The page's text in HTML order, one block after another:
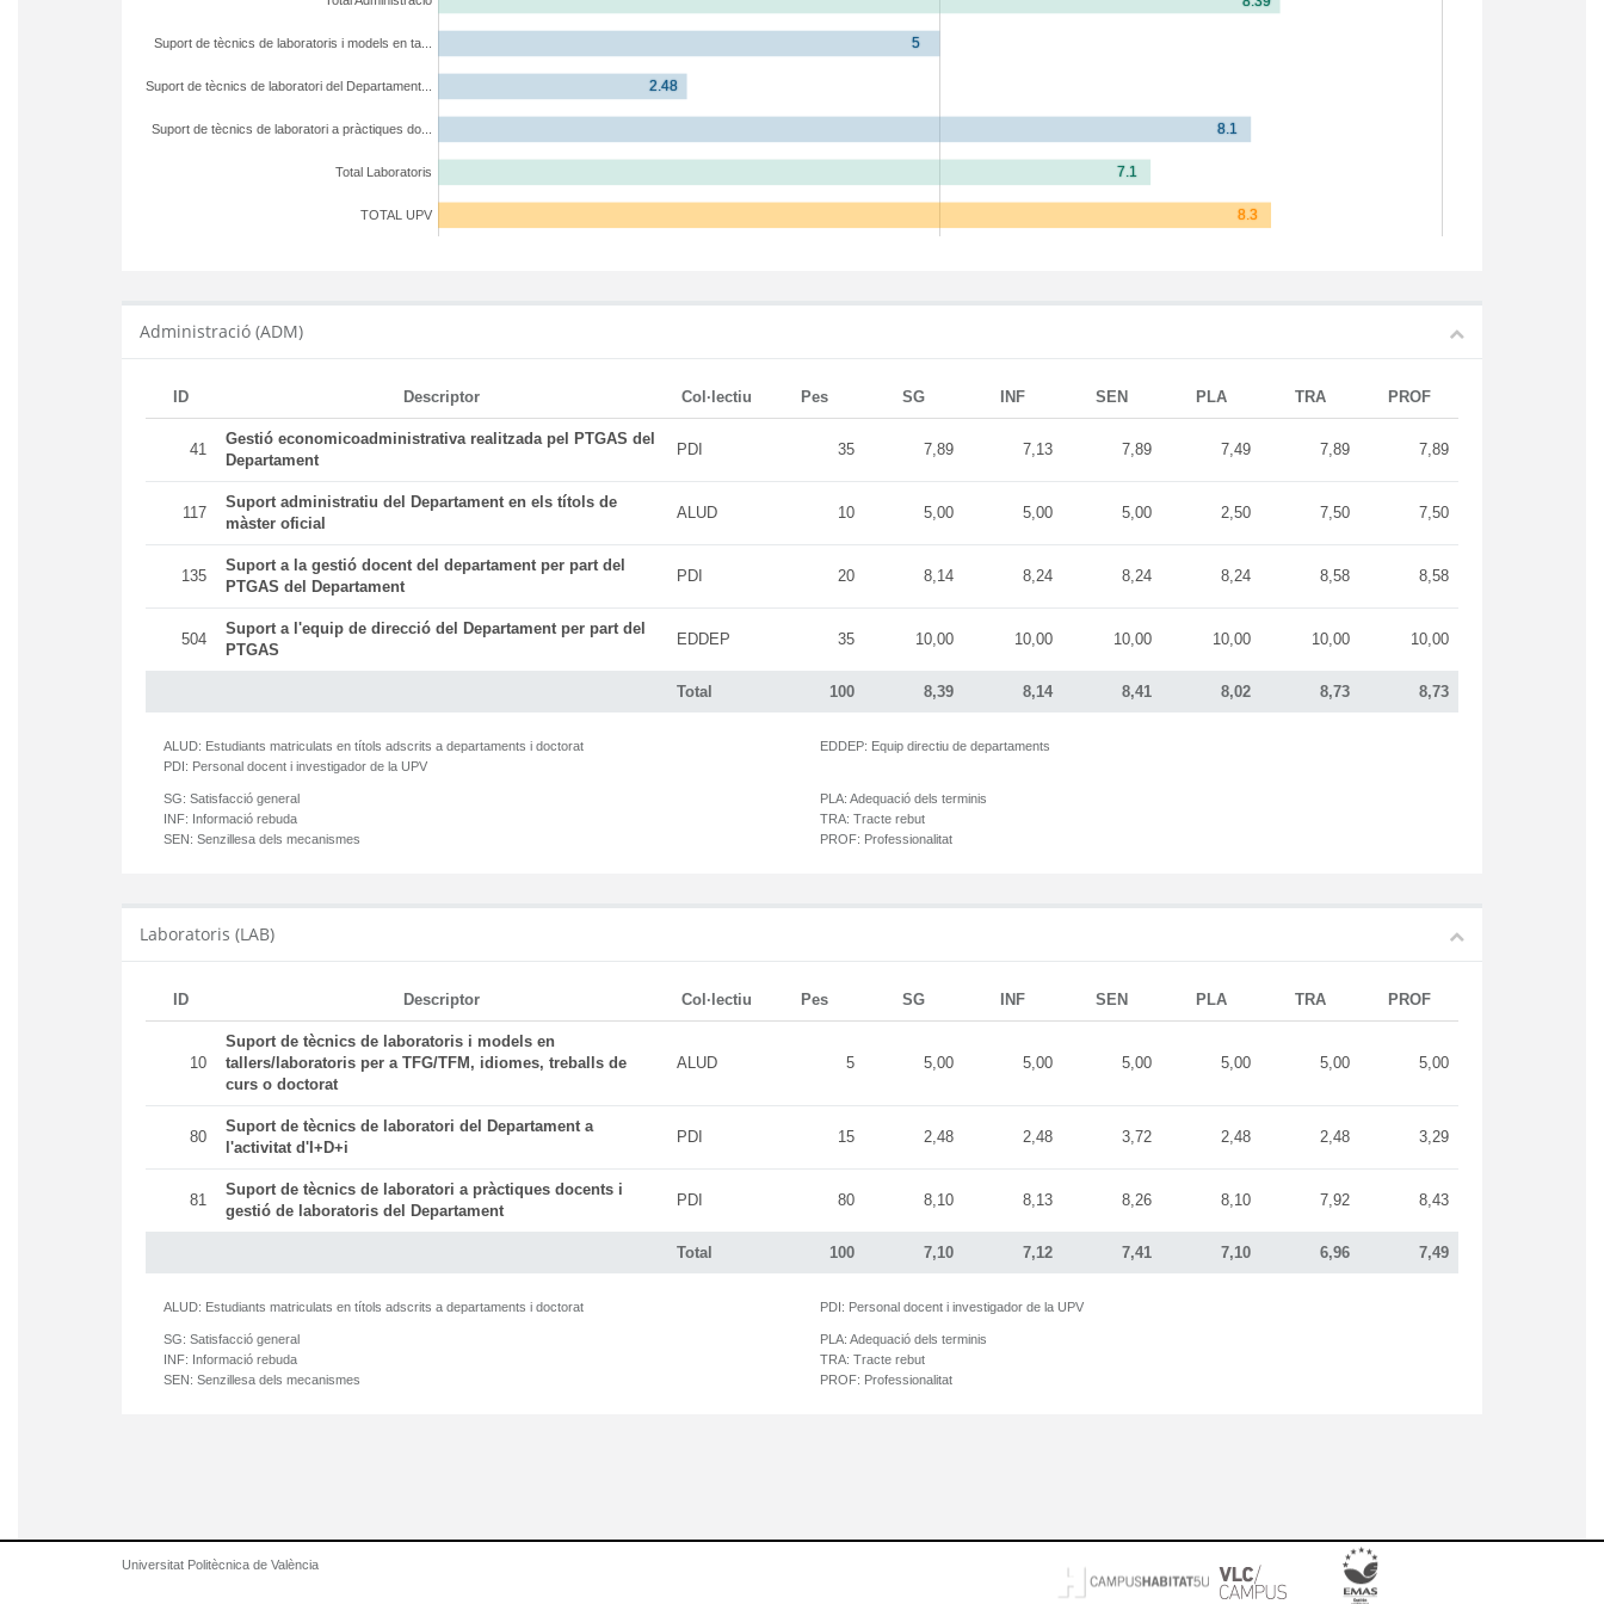
TOTAL UPV
Total Laboratoris
Suport de tècnics de laboratori a pràctiques do...
Suport de tècnics de laboratori del Departament...
Suport de tècnics de laboratoris i models en ta...
Administració (ADM)
ID Descriptor Col·lectiu Pes SG INF SEN PLA TRA PROF
Total 100 8,39 8,14 8,41 8,02 8,73 8,73
41
Gestió economicoadministrativa realitzada pel PTGAS del
Departament
PDI 35 7,89 7,13 7,89 7,49 7,89 7,89
117
Suport administratiu del Departament en els títols de
màster oficial
ALUD 10 5,00 5,00 5,00 2,50 7,50 7,50
135
Suport a la gestió docent del departament per part del
PTGAS del Departament
PDI 20 8,14 8,24 8,24 8,24 8,58 8,58
504
Suport a l'equip de direcció del Departament per part del
PTGAS
EDDEP 35 10,00 10,00 10,00 10,00 10,00 10,00
ALUD: Estudiants matriculats en títols adscrits a departaments i doctorat
PDI: Personal docent i investigador de la UPV
EDDEP: Equip directiu de departaments
SG: Satisfacció general
INF: Informació rebuda
SEN: Senzillesa dels mecanismes
PLA: Adequació dels terminis
TRA: Tracte rebut
PROF: Professionalitat
Laboratoris (LAB)
ID Descriptor Col·lectiu Pes SG INF SEN PLA TRA PROF
Total 100 7,10 7,12 7,41 7,10 6,96 7,49
10
Suport de tècnics de laboratoris i models en
tallers/laboratoris per a TFG/TFM, idiomes, treballs de
curs o doctorat
ALUD 5 5,00 5,00 5,00 5,00 5,00 5,00
80
Suport de tècnics de laboratori del Departament a
l'activitat d'I+D+i
PDI 15 2,48 2,48 3,72 2,48 2,48 3,29
81
Suport de tècnics de laboratori a pràctiques docents i
gestió de laboratoris del Departament
PDI 80 8,10 8,13 8,26 8,10 7,92 8,43
ALUD: Estudiants matriculats en títols adscrits a departaments i doctorat PDI: Personal docent i investigador de la UPV
SG: Satisfacció general
INF: Informació rebuda
SEN: Senzillesa dels mecanismes
PLA: Adequació dels terminis
TRA: Tracte rebut
PROF: Professionalitat
Universitat Politècnica de València